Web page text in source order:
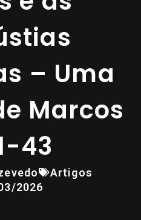
– Uma
Marcos
43
Artigos
2026